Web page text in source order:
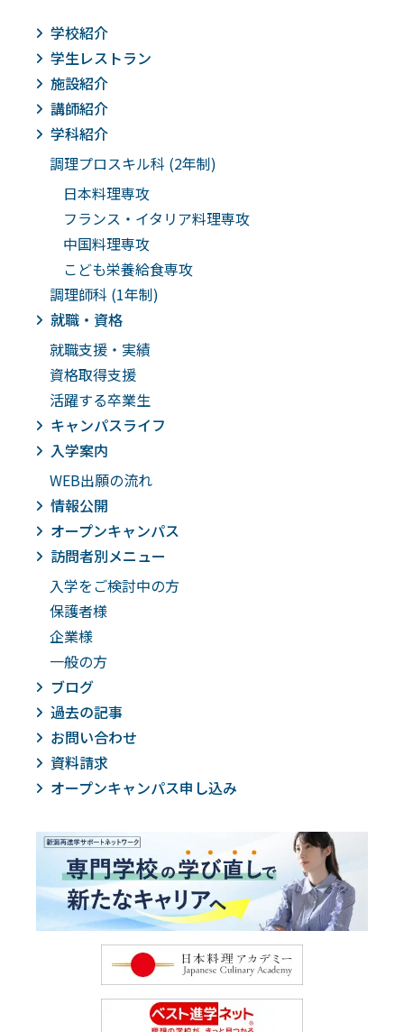
学校紹介
学生レストラン
施設紹介
講師紹介
学科紹介
調理プロスキル科 (2年制)
日本料理専攻
フランス・イタリア料理専攻
中国料理専攻
こども栄養給食専攻
調理師科 (1年制)
就職・資格
就職支援・実績
資格取得支援
活躍する卒業生
キャンパスライフ
入学案内
WEB出願の流れ
情報公開
オープンキャンパス
訪問者別メニュー
入学をご検討中の方
保護者様
企業様
一般の方
ブログ
過去の記事
お問い合わせ
資料請求
オープンキャンパス申し込み